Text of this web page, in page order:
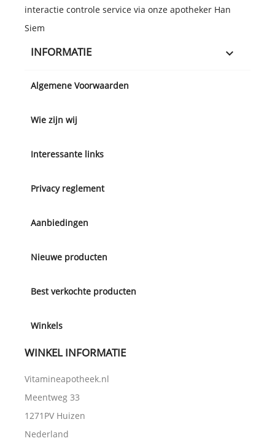
interactie controle service via onze apotheker Han
Siem
INFORMATIE 
Algemene Voorwaarden
Wie zijn wij
Interessante links
Privacy reglement
Aanbiedingen
Nieuwe producten
Best verkochte producten
Winkels
WINKEL INFORMATIE
Vitamineapotheek.nl
Meentweg 33
1271PV Huizen
Nederland